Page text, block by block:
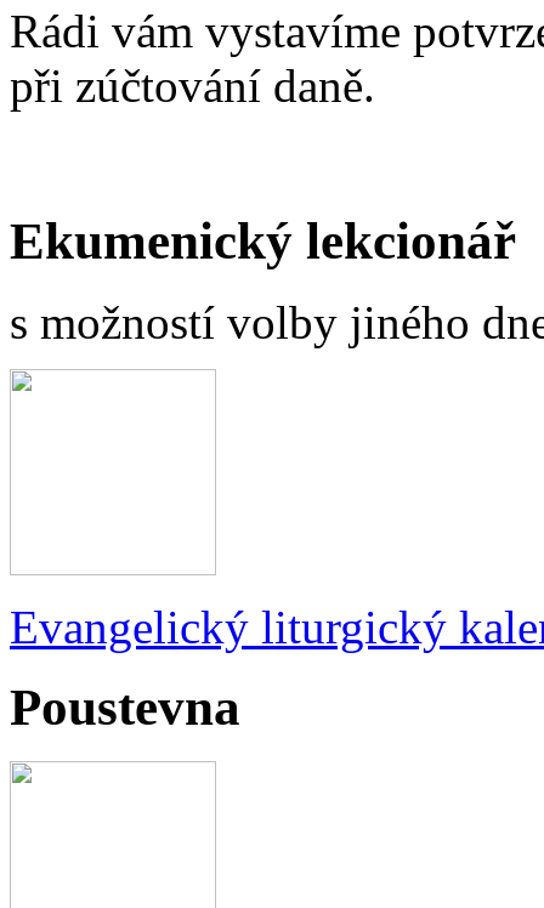
Rádi vám vystavíme
při zúčtování daně.
Ekumenický lekcionář
s možností volby jiného
Evangelický liturgický
Poustevna